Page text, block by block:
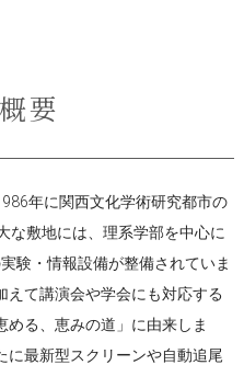
要
年に関西文化学術研究都市の
な敷地には、理系学部を中心に
験・情報設備が整備されていま
て講演会や学会にも対応する
める、恵みの道」に由来しま
に最新型スクリーンや自動追尾